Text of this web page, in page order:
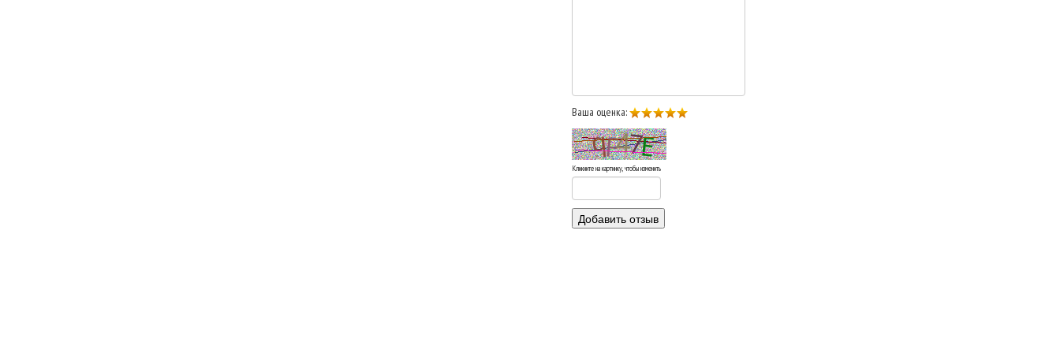
Ваша оценка:
Кликните на картинку, чтобы изменить
Добавить отзыв